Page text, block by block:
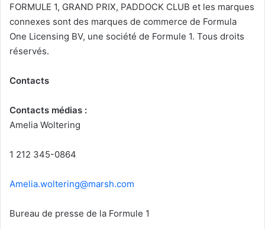
FORMULE 1, GRAND PRIX, PADDOCK CLUB et les marques
connexes sont des marques de commerce de Formula
One Licensing BV, une société de Formule 1. Tous droits
réservés.
Contacts
Contacts médias :
Amelia Woltering
1 212 345-0864
Amelia.woltering@marsh.com
Bureau de presse de la Formule 1